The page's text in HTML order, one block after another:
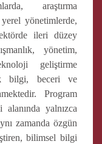
araştırma
yönetimlerde,
ileri düzey
yönetim,
geliştirme
bilgi, beceri ve
Program
alanında yalnızca
zamanda özgün
bilimsel bilgi